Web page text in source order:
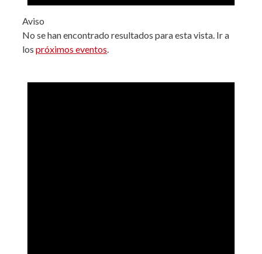
Aviso
No se han encontrado resultados para esta vista. Ir a
los próximos eventos